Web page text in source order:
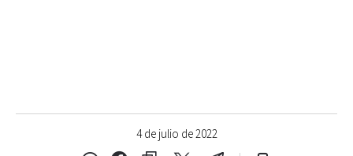
4 de julio de 2022